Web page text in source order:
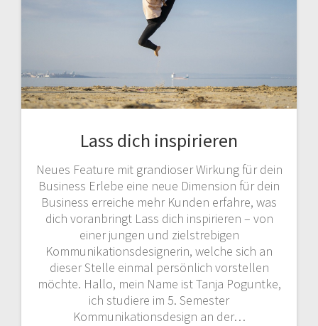
Lass dich inspirieren
Neues Feature mit grandioser Wirkung für dein
Business Erlebe eine neue Dimension für dein
Business erreiche mehr Kunden erfahre, was
dich voranbringt Lass dich inspirieren – von
einer jungen und zielstrebigen
Kommunikationsdesignerin, welche sich an
dieser Stelle einmal persönlich vorstellen
möchte. Hallo, mein Name ist Tanja Poguntke,
ich studiere im 5. Semester
Kommunikationsdesign an der…